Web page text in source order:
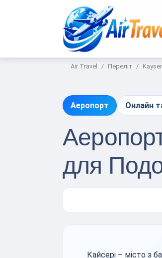
Air Travel Переліт
Аеропорт Онлайн
для
Кайсері – місто з